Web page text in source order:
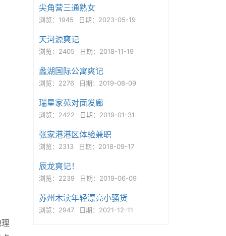
尖角营三通熟女
浏览：1945 日期：2023-05-19
天河源爽记
浏览：2405 日期：2018-11-19
蠡湖国际公寓爽记
浏览：2276 日期：2019-08-09
瑞星家苑对面发廊
浏览：2422 日期：2019-01-31
张家港港区体验兼职
浏览：2313 日期：2018-09-17
辰龙爽记！
浏览：2239 日期：2019-06-09
苏州木渎年轻漂亮小骚货
浏览：2947 日期：2021-12-11